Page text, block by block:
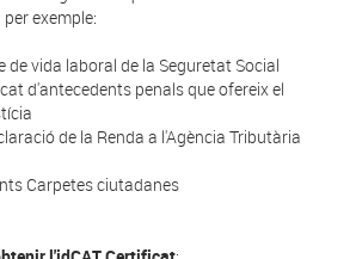
exemple:
de vida laboral de la Seguretat Social
d'antecedents penals que ofereix el
de la Renda a l'Agència Tributària
Carpetes ciutadanes